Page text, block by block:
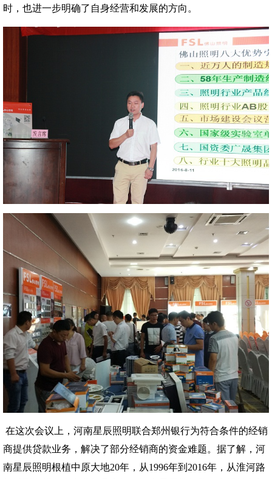
时，也进一步明确了自身经营和发展的方向。
在这次会议上，河南星辰照明联合郑州银行为符合条件的经销
商提供贷款业务，解决了部分经销商的资金难题。据了解，河
南星辰照明根植中原大地20年，从1996年到2016年，从淮河路